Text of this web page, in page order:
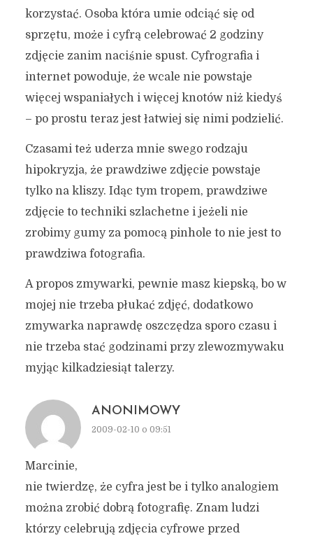
korzystać. Osoba która umie odciąć się od
sprzętu, może i cyfrą celebrować 2 godziny
zdjęcie zanim naciśnie spust. Cyfrografia i
internet powoduje, że wcale nie powstaje
więcej wspaniałych i więcej knotów niż kiedyś
– po prostu teraz jest łatwiej się nimi podzielić.
Czasami też uderza mnie swego rodzaju
hipokryzja, że prawdziwe zdjęcie powstaje
tylko na kliszy. Idąc tym tropem, prawdziwe
zdjęcie to techniki szlachetne i jeżeli nie
zrobimy gumy za pomocą pinhole to nie jest to
prawdziwa fotografia.
A propos zmywarki, pewnie masz kiepską, bo w
mojej nie trzeba płukać zdjęć, dodatkowo
zmywarka naprawdę oszczędza sporo czasu i
nie trzeba stać godzinami przy zlewozmywaku
myjąc kilkadziesiąt talerzy.
ANONIMOWY
2009-02-10 o 09:51
Marcinie,
nie twierdzę, że cyfra jest be i tylko analogiem
można zrobić dobrą fotografię. Znam ludzi
którzy celebrują zdjęcia cyfrowe przed